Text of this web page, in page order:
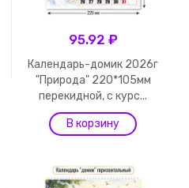
95.92 ₽
Календарь-домик 2026г
"Природа" 220*105мм
перекидной, с курс...